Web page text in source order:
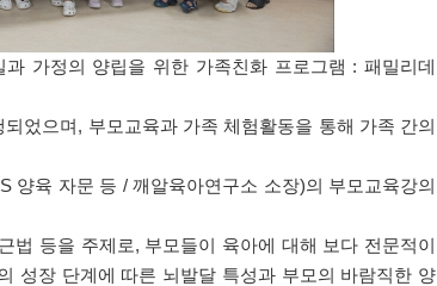
과 가정의 양립을 위한 가족친화 프로그램 : 패밀리데
었으며 , 부모교육과 가족 체험활동을 통해 가족 간의
양육 자문 등 /깨알육아연구소 소장)의 부모교육강의
법 등을 주제로, 부모들이 육아에 대해 보다 전문적이
성장 단계에 따른 뇌발달 특성과 부모의 바람직한 양